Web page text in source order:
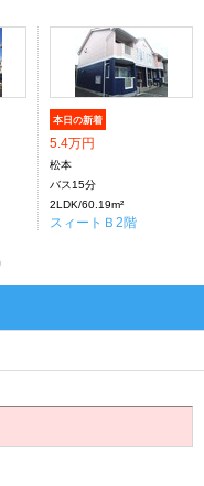
本日の新着
5.4万円
松本
バス15分
2LDK/60.19m²
スィートＢ2階